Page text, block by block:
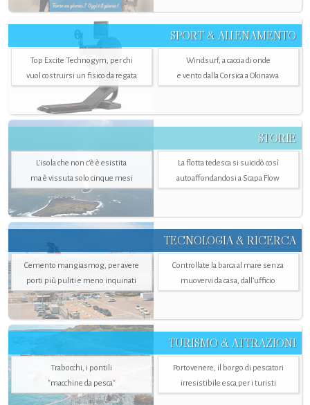
SPORT & ALLENAMENTO
Top Excite Technogym, per chi
vuol costruirsi un fisico da regata
Windsurf, a caccia di onde
e vento dalla Corsica a Okinawa
STORIE
L’isola che non c'è è esistita
ma è vissuta solo cinque mesi
La flotta tedesca si suicidò così
autoaffondandosi a Scapa Flow
TECNOLOGIA & RICERCA
Cemento mangiasmog, per avere
porti più puliti e meno inquinati
Controllate la barca al mare senza
muovervi da casa, dall’ufficio
TURISMO & ATTRAZIONI
Trabocchi, i pontili
"macchine da pesca"
Portovenere, il borgo di pescatori
irresistibile esca per i turisti